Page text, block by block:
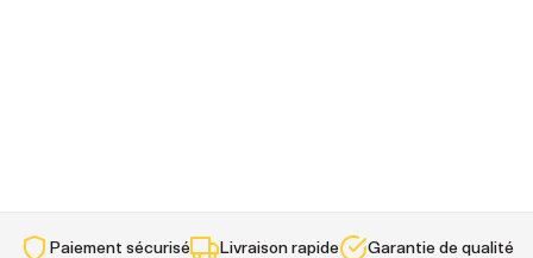
Paiement sécurisé Livraison rapide
Garantie de qualité